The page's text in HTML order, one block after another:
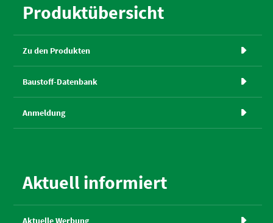
Produktübersicht
Zu den Produkten 
Baustoff-Datenbank 
Anmeldung 
Aktuell informiert
Aktuelle Werbung 